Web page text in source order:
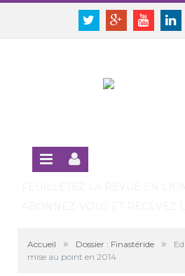
Panneau de gestion des cookies
TwitterGoogle+Youtube
SE CONNECTER
Accueil » Dossier : Finastéride »
mise au point en 2014